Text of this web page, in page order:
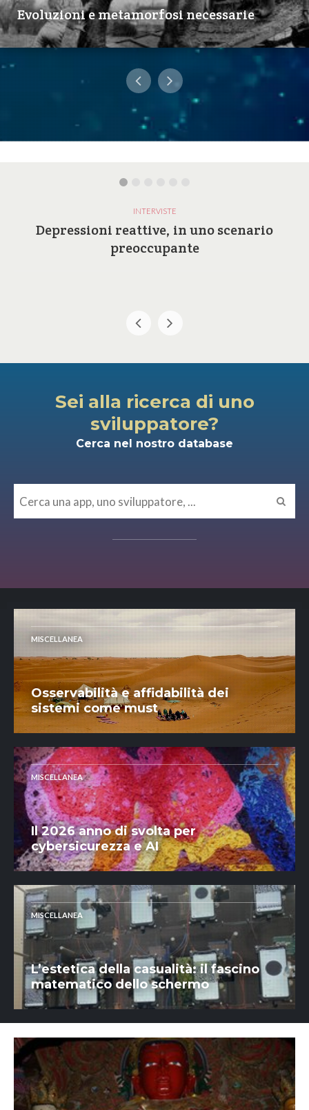
Evoluzioni e metamorfosi necessarie
INTERVISTE
Depressioni reattive, in uno scenario
preoccupante
Sei alla ricerca di uno
sviluppatore?
Cerca nel nostro database
MISCELLANEA
Osservabilità e affidabilità dei
sistemi come must
MISCELLANEA
Il 2026 anno di svolta per
cybersicurezza e AI
MISCELLANEA
L’estetica della casualità: il fascino
matematico dello schermo